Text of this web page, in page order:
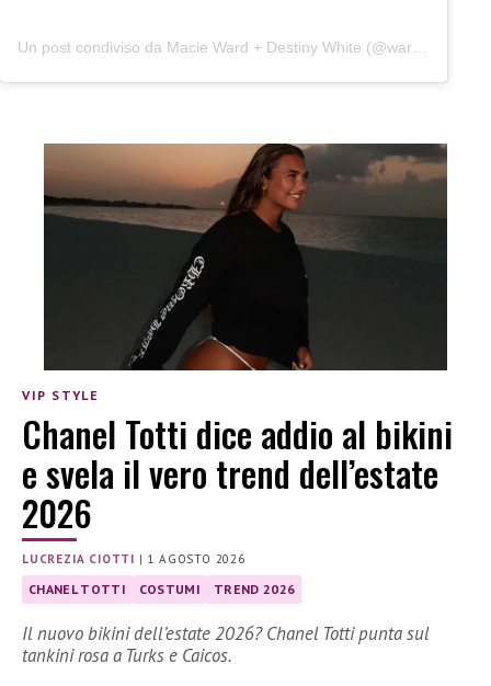
VIP STYLE
Chanel Totti dice addio al bikini
e svela il vero trend dell’estate
2026
LUCREZIA CIOTTI | 1 AGOSTO 2026
CHANEL TOTTI COSTUMI TREND 2026
Il nuovo bikini dell’estate 2026? Chanel Totti punta sul
tankini rosa a Turks e Caicos.